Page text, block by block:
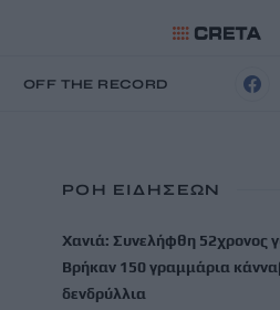
OFF THE RECORD
ΡΟΗ ΕΙΔΗΣΕΩΝ
Χανιά: Συνελήφθη 52χρονος
Βρήκαν 150 γραμμάρια
δενδρύλλια